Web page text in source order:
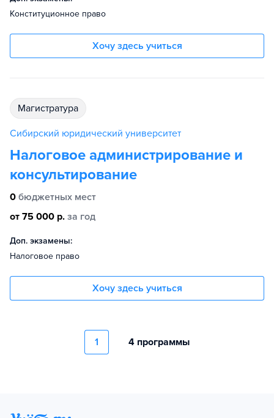
Конституционное право
Хочу здесь учиться
магистратура
Сибирский юридический университет
Налоговое администрирование и
консультирование
0 бюджетных мест
от 75 000 р. за год
Доп. экзамены:
Налоговое право
Хочу здесь учиться
1 4 программы